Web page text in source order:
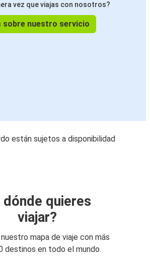
vez que viajas con nosotros?
sobre nuestro servicio
están sujetos a disponibilidad
dónde quieres
viajar?
mapa de viaje con más
destinos en todo el mundo.